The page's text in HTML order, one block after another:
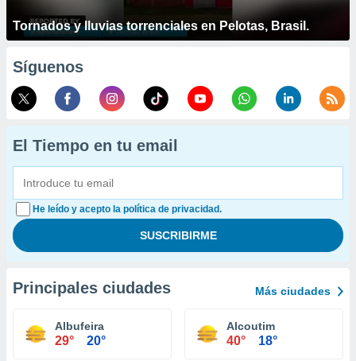
Tornados y lluvias torrenciales en Pelotas, Brasil.
Síguenos
El Tiempo en tu email
He leído y acepto la política de privacidad.
Principales ciudades Más ciudades
Albufeira
29° 20°
Alcoutim
40° 18°